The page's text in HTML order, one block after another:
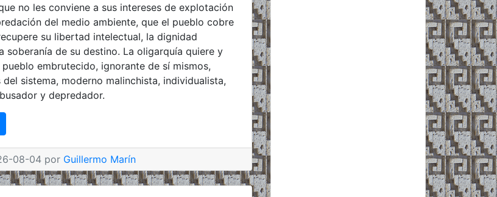
no les conviene a sus intereses de explotación
del medio ambiente, que el pueblo cobre
su libertad intelectual, la dignidad
soberanía de su destino. La oligarquía quiere y
pueblo embrutecido, ignorante de sí mismos,
sistema, moderno malinchista, individualista,
y depredador.
08-04 por Guillermo Marín